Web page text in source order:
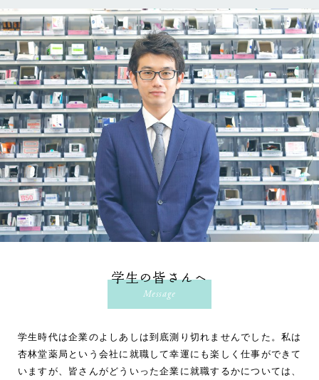
学生の皆さんへ
Message
学生時代は企業のよしあしは到底測り切れませんでした。私は
杏林堂薬局という会社に就職して幸運にも楽しく仕事ができて
いますが、皆さんがどういった企業に就職するかについては、